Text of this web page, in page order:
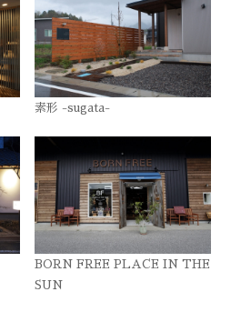
素形 -sugata-
BORN FREE PLACE IN THE
SUN